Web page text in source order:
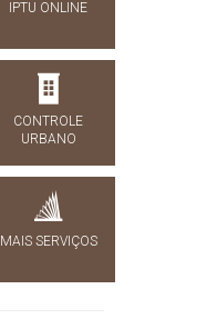
IPTU ONLINE
CONTROLE
URBANO
MAIS SERVIÇOS